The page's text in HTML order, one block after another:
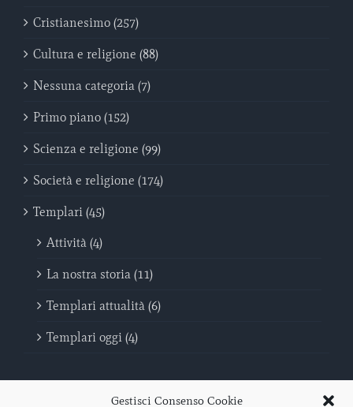
Gestisci Consenso Cookie
Cristianesimo (257)
Cultura e religione (88)
Nessuna categoria (7)
Primo piano (152)
Scienza e religione (99)
Società e religione (174)
Templari (45)
Attività (4)
La nostra storia (11)
Templari attualità (6)
Templari oggi (4)